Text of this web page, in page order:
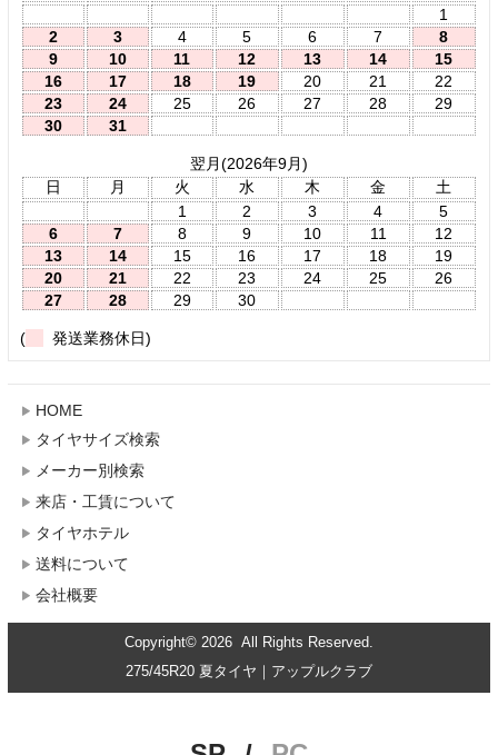
1
2
3 4 5 6 7
8
9
10 11 12 13 14
15
16
17 18 19 20 21
22
23
24 25 26 27 28
29
30
31
翌月(2026年9月)
日
月 火 水 木 金
土
1
2 3 4
5
6
7 8 9 10 11
12
13
14 15 16 17 18
19
20
21 22 23 24 25
26
27
28 29 30
( 発送業務休日)
HOME
タイヤサイズ検索
メーカー別検索
来店・工賃について
タイヤホテル
送料について
会社概要
Copyright© 2026 All Rights Reserved.
275/45R20 夏タイヤ｜アップルクラブ